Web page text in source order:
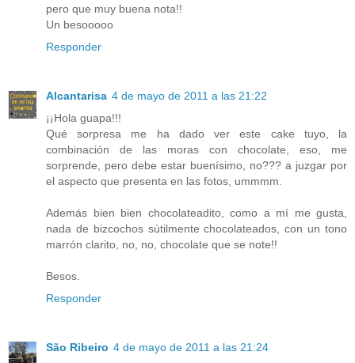
pero que muy buena nota!!
Un besooooo
Responder
Alcantarisa 4 de mayo de 2011 a las 21:22
¡¡Hola guapa!!!
Qué sorpresa me ha dado ver este cake tuyo, la
combinación de las moras con chocolate, eso, me
sorprende, pero debe estar buenísimo, no??? a juzgar por
el aspecto que presenta en las fotos, ummmm.
Además bien bien chocolateadito, como a mí me gusta,
nada de bizcochos sútilmente chocolateados, con un tono
marrón clarito, no, no, chocolate que se note!!
Besos.
Responder
São Ribeiro 4 de mayo de 2011 a las 21:24